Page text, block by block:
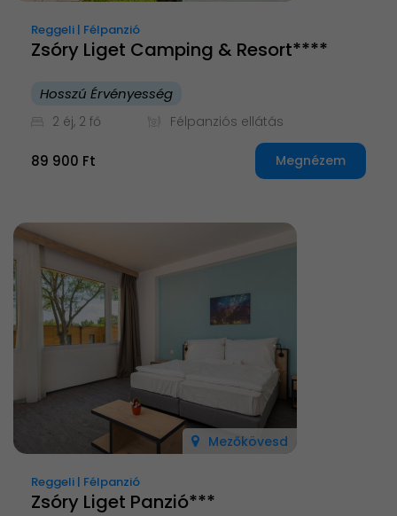
Reggeli | Félpanzió
Zsóry Liget Camping & Resort****
Hosszú Érvényesség
2 éj, 2 fő Félpanziós ellátás
89 900 Ft Megnézem
Mezőkövesd
Reggeli | Félpanzió
Zsóry Liget Panzió***